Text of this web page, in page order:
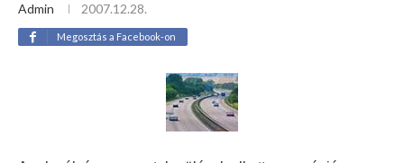
Admin 2007.12.28.
Megosztás a Facebook-on